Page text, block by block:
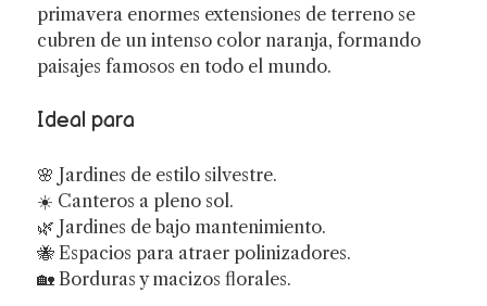
primavera enormes extensiones de terreno se
cubren de un intenso color naranja, formando
paisajes famosos en todo el mundo.
Ideal para
🌸 Jardines de estilo silvestre.
☀️ Canteros a pleno sol.
🌿 Jardines de bajo mantenimiento.
🐝 Espacios para atraer polinizadores.
🏡 Borduras y macizos florales.